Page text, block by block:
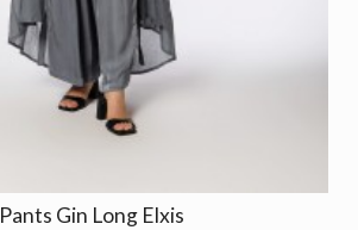
Pants Gin Long Elxis